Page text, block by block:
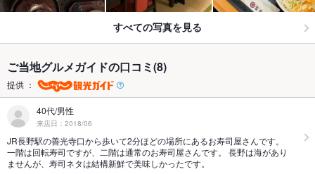
すべての写真を見る
ご当地グルメガイドの口コミ(8)
提供 ：
40代/男性
来店日：2018/06
JR長野駅の善光寺口から歩いて2分ほどの場所にあるお寿司屋さんです。
一階は回転寿司ですが、二階は通常のお寿司屋さんです。 長野は海があり
ませんが、寿司ネタは結構新鮮で美味しかったです。